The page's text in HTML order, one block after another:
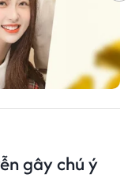
gây chú ý